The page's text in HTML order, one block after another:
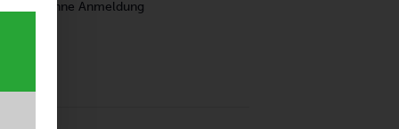
Ohne Anmeldung